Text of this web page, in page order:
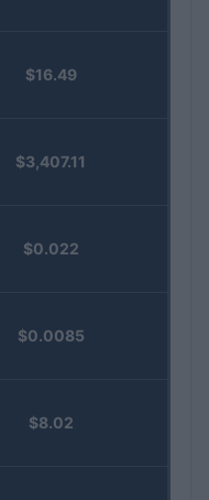
$16.49
$3,407.11
$0.022
$0.0085
$8.02